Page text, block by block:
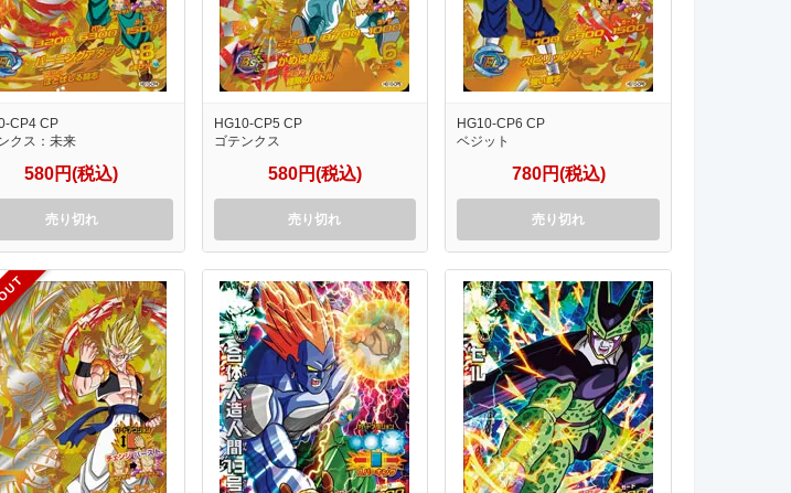
CP4 CP
クス：未来
580円(税込)
売り切れ
HG10-CP5 CP
ゴテンクス
580円(税込)
売り切れ
HG10-CP6 CP
ベジット
780円(税込)
売り切れ